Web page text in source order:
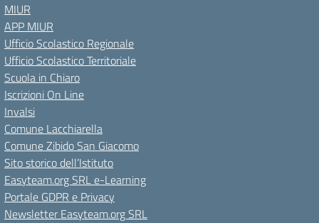
MIUR
APP MIUR
Ufficio Scolastico Regionale
Ufficio Scolastico Territoriale
Scuola in Chiaro
Iscrizioni On Line
Invalsi
Comune Lacchiarella
Comune Zibido San Giacomo
Sito storico dell’Istituto
Easyteam.org SRL e-Learning
Portale GDPR e Privacy
Newsletter Easyteam.org SRL